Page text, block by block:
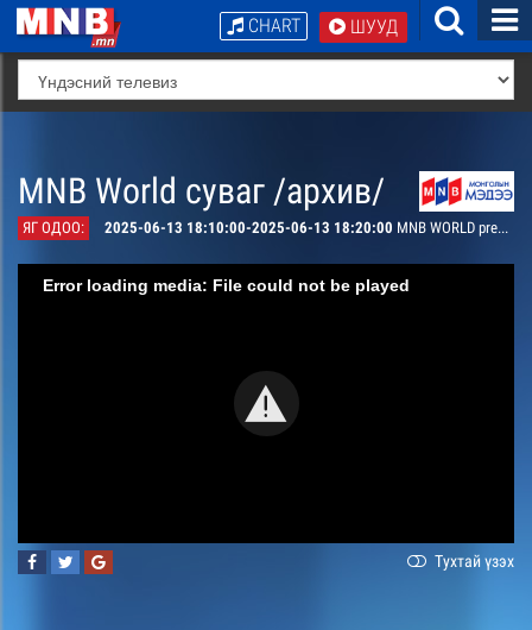
ШУУД
CHART
MNB World суваг /архив/
ЯГ ОДОО: 2025-06-13 18:10:00-2025-06-13 18:20:00 MNB WORLD presents
Error loading media: File could not be played
Тухтай үзэх